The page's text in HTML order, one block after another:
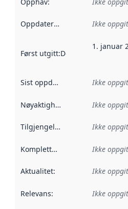
Oppdateringsfrekvens :
Ikke
Først utgitt:Denne datoen
1. januar
Sist oppdatert Ikke
Nøyaktighet Ikke
Tilgjengelighet Ikke
Kompletthet Ikke
Aktualitet: Ikke
Relevans: Ikke